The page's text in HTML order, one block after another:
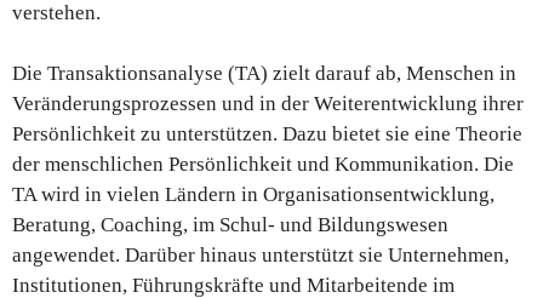
verstehen.
Die Transaktionsanalyse (TA) zielt darauf ab, Menschen in
Veränderungsprozessen und in der Weiterentwicklung ihrer
Persönlichkeit zu unterstützen. Dazu bietet sie eine Theorie
der menschlichen Persönlichkeit und Kommunikation. Die
TA wird in vielen Ländern in Organisationsentwicklung,
Beratung, Coaching, im Schul- und Bildungswesen
angewendet. Darüber hinaus unterstützt sie Unternehmen,
Institutionen, Führungskräfte und Mitarbeitende im